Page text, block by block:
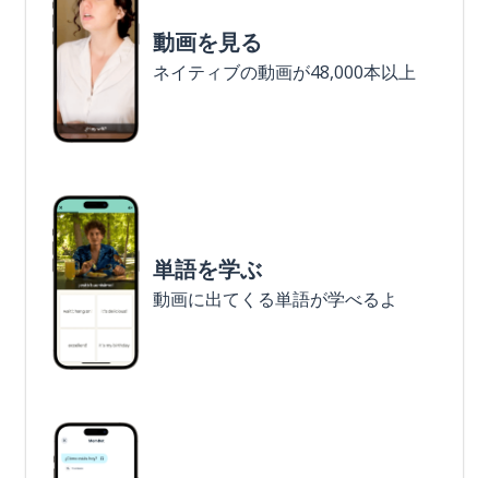
動画を見る
ネイティブの動画が48,000本以上
単語を学ぶ
動画に出てくる単語が学べるよ